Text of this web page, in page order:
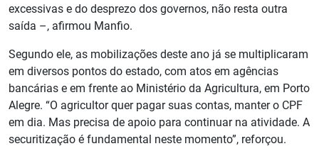
excessivas e do desprezo dos governos, não resta outra
saída –, afirmou Manfio.
Segundo ele, as mobilizações deste ano já se multiplicaram
em diversos pontos do estado, com atos em agências
bancárias e em frente ao Ministério da Agricultura, em Porto
Alegre. “O agricultor quer pagar suas contas, manter o CPF
em dia. Mas precisa de apoio para continuar na atividade. A
securitização é fundamental neste momento”, reforçou.